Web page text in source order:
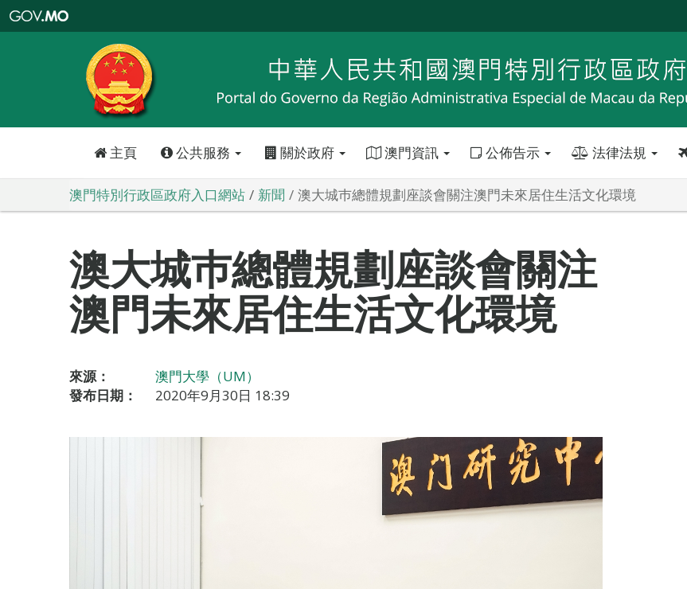
特
政
區
政
口
主頁 公共服務 關於政府 澳門資訊 公佈告示 法律法規
澳門特別行政區政府入口網站 新聞 澳大城巿總體規劃座談會關注澳門未來居住生活文化環境
澳大城巿總體規劃座談會關注
澳門未來居住生活文化環境
來源：
澳門大學（UM）
發布日期：
2020年9月30日 18:39